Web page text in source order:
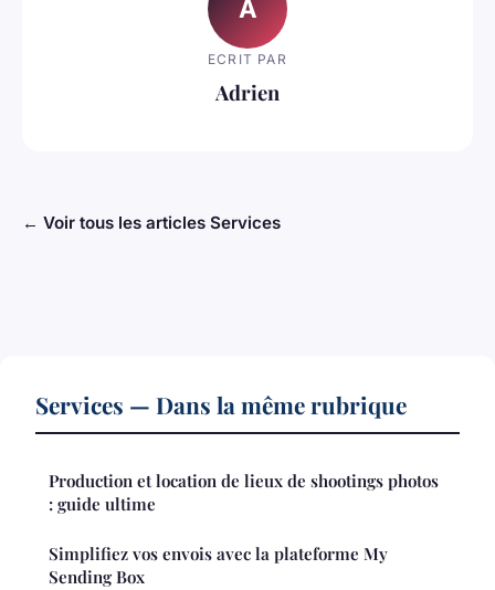
A
ECRIT PAR
Adrien
← Voir tous les articles Services
Services — Dans la même rubrique
Production et location de lieux de shootings photos
: guide ultime
Simplifiez vos envois avec la plateforme My
Sending Box